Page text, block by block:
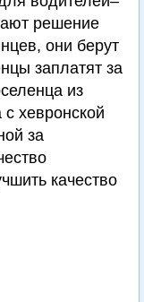
решение
они берут
заплатят за
из
с хевронской
за
качество